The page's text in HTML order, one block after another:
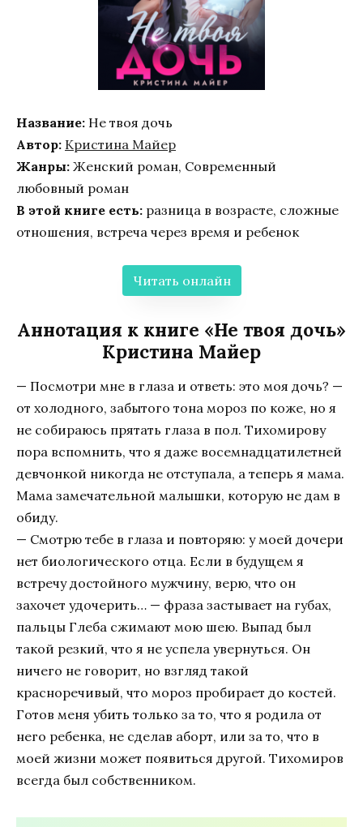
Название: Не твоя дочь
Автор: Кристина Майер
Жанры: Женский роман, Современный
любовный роман
В этой книге есть: разница в возрасте, сложные
отношения, встреча через время и ребенок
Читать онлайн
Аннотация к книге «Не твоя дочь»
Кристина Майер
— Посмотри мне в глаза и ответь: это моя дочь? —
от холодного, забытого тона мороз по коже, но я
не собираюсь прятать глаза в пол. Тихомирову
пора вспомнить, что я даже восемнадцатилетней
девчонкой никогда не отступала, а теперь я мама.
Мама замечательной малышки, которую не дам в
обиду.
— Смотрю тебе в глаза и повторяю: у моей дочери
нет биологического отца. Если в будущем я
встречу достойного мужчину, верю, что он
захочет удочерить… — фраза застывает на губах,
пальцы Глеба сжимают мою шею. Выпад был
такой резкий, что я не успела увернуться. Он
ничего не говорит, но взгляд такой
красноречивый, что мороз пробирает до костей.
Готов меня убить только за то, что я родила от
него ребенка, не сделав аборт, или за то, что в
моей жизни может появиться другой. Тихомиров
всегда был собственником.